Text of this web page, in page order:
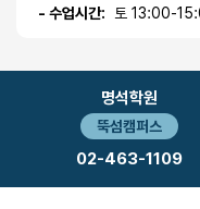
- 수업시간:
토 13:00-
명석학원
뚝섬캠퍼스
02-463-1109